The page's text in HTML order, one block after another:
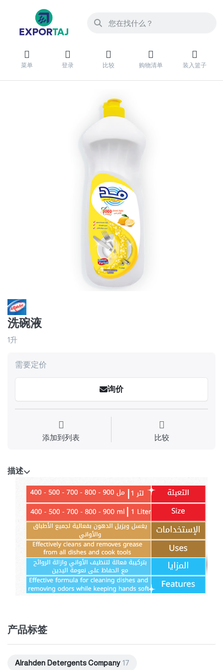
菜单 登录 比较 购物清单 装入篮子
洗碗液
1升
需要定价
询价
添加到列表 比较
描述
产品标签
Alrahden Detergents Company 17